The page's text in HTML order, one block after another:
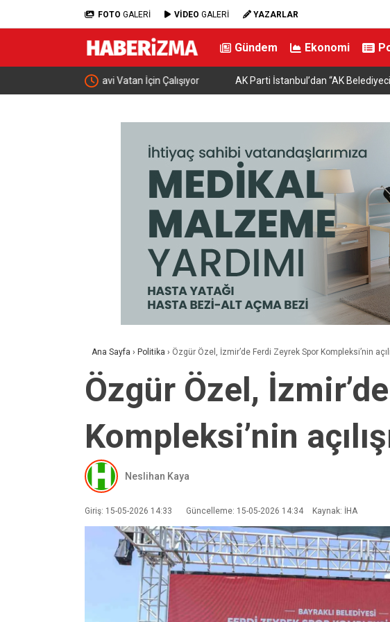
FOTO GALERİ VİDEO GALERİ YAZARLAR
Gündem Ekonomi
AK Parti İstanbul’dan “AK Belediyeciliği Yerinde Gör” programı
Ana Sayfa › Politika › Özgür Özel, İzmir’de Ferdi Zeyrek Spor Kompleksi’nin
Özgür Özel,
Kompleksi’nin
Neslihan Kaya
Giriş: 15-05-2026 14:33 Güncelleme: 15-05-2026 14:34 Kaynak: İHA